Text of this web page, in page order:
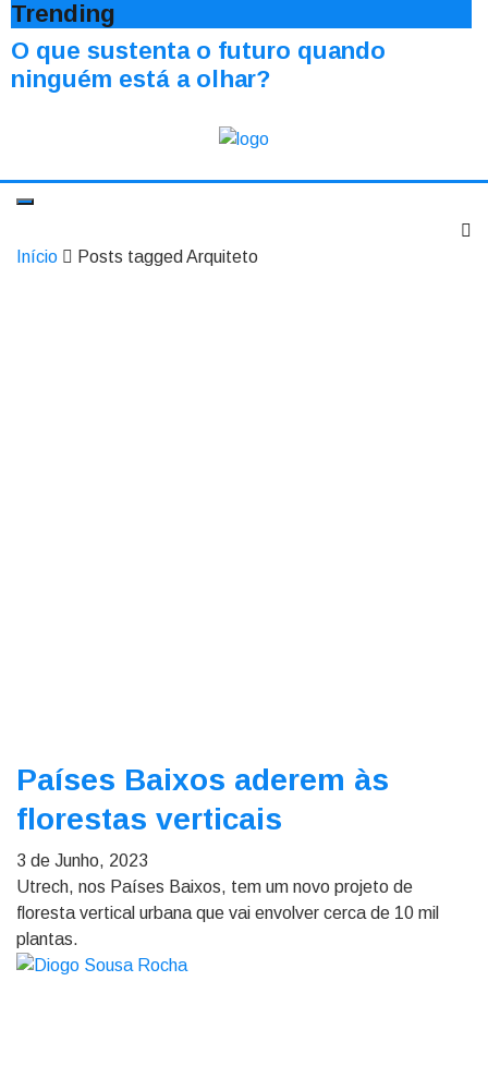
Trending
O que sustenta o futuro quando
ninguém está a olhar?
Início Posts tagged Arquiteto
Países Baixos aderem às
florestas verticais
3 de Junho, 2023
Utrech, nos Países Baixos, tem um novo projeto de
floresta vertical urbana que vai envolver cerca de 10 mil
plantas.